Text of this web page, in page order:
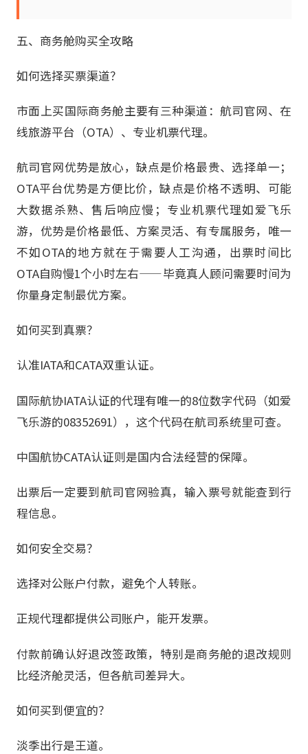
五、商务舱购买全攻略
如何选择买票渠道？
市面上买国际商务舱主要有三种渠道：航司官网、在
线旅游平台（OTA）、专业机票代理。
航司官网优势是放心，缺点是价格最贵、选择单一；
OTA平台优势是方便比价，缺点是价格不透明、可能
大数据杀熟、售后响应慢；专业机票代理如爱飞乐
游，优势是价格最低、方案灵活、有专属服务，唯一
不如OTA的地方就在于需要人工沟通，出票时间比
OTA自购慢1个小时左右——毕竟真人顾问需要时间为
你量身定制最优方案。
如何买到真票？
认准IATA和CATA双重认证。
国际航协IATA认证的代理有唯一的8位数字代码（如爱
飞乐游的08352691），这个代码在航司系统里可查。
中国航协CATA认证则是国内合法经营的保障。
出票后一定要到航司官网验真，输入票号就能查到行
程信息。
如何安全交易？
选择对公账户付款，避免个人转账。
正规代理都提供公司账户，能开发票。
付款前确认好退改签政策，特别是商务舱的退改规则
比经济舱灵活，但各航司差异大。
如何买到便宜的？
淡季出行是王道。